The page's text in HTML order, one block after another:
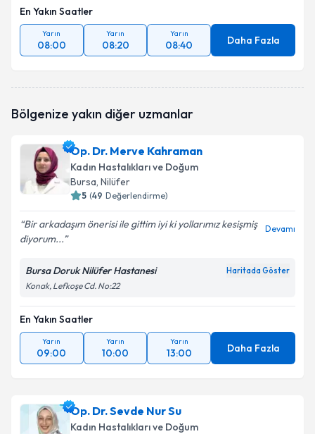
En Yakın Saatler
Yarın
08:00
Yarın
08:20
Yarın
08:40 Daha Fazla
Bölgenize yakın diğer uzmanlar
Op. Dr. Merve Kahraman
Kadın Hastalıkları ve Doğum
Bursa, Nilüfer
5 (49 Değerlendirme)
Bir arkadaşım önerisi ile gittim iyi ki yollarımız kesişmiş
diyorum...
Devamı
Bursa Doruk Nilüfer Hastanesi Haritada Göster
Konak, Lefkoşe Cd. No:22
En Yakın Saatler
Yarın
09:00
Yarın
10:00
Yarın
13:00 Daha Fazla
Op. Dr. Sevde Nur Su
Kadın Hastalıkları ve Doğum